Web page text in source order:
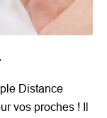
Distance
vos proches ! Il